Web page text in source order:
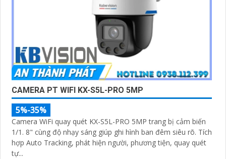
CAMERA PT WIFI KX-S5L-PRO 5MP
5%-35%
Camera WiFi quay quét KX-S5L-PRO 5MP trang bị cảm biến
1/1. 8" cùng độ nhạy sáng giúp ghi hình ban đêm siêu rõ. Tích
hợp Auto Tracking, phát hiện người, phương tiện, quay quét
tự...